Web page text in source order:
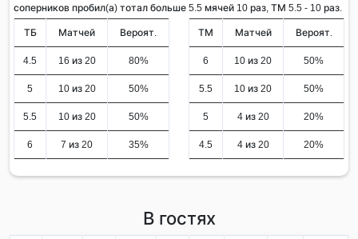
соперников пробил(а) тотал больше 5.5 мячей 10 раз, ТМ 5.5 - 10 раз.
ТБ Матчей Вероят.
4.5 16 из 20 80%
5 10 из 20 50%
5.5 10 из 20 50%
6 7 из 20 35%
ТМ Матчей Вероят.
6 10 из 20 50%
5.5 10 из 20 50%
5 4 из 20 20%
4.5 4 из 20 20%
В гостях